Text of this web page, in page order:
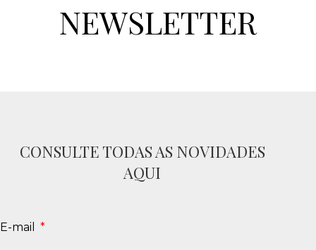
NEWSLETTER
CONSULTE TODAS AS NOVIDADES
AQUI
E-mail